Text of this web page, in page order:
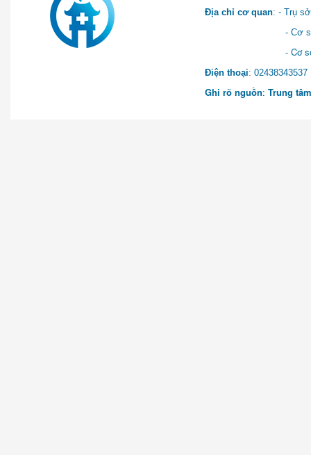
Địa chỉ cơ quan: - Trụ
- Cơ sở 2: Khu Hành
- Cơ sở 3: Số 1 Ngõ 2
Điện thoại:
Ghi rõ nguồn: Trung